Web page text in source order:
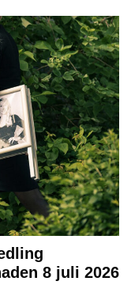
8 juli 2026